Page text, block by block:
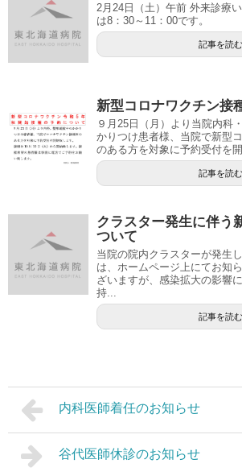
2月24日（土）午前 外来診療
は8：30～11：00です。
記事を読む
新型コロナワクチン接
９月25日（月）より当院内科
かりつけ患者様、当院で新型
のある方を対象に予約受付を
記事を読む
クラスター発生に伴う
ついて
当院の院内クラスターが発生
は、ホームページ上にてお知
ざいますが、感染拡大の影響
持...
記事を読む
内科医師着任のお知らせ
谷代医師休診のお知らせ